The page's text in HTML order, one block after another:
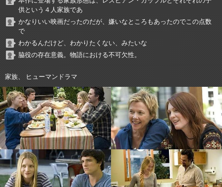
供という４人家族であ
かなりいい映画だったのだが、嫌いなところもあったのでこの点数
で
わかるんだけど、わかりたくない、みたいな
脇役の存在意義。物語における不可欠性。
家族、 ヒューマンドラマ